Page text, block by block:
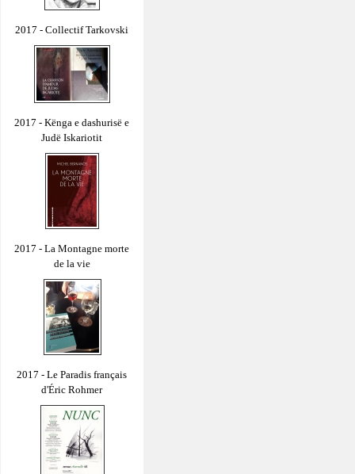
2017 - Collectif Tarkovski
2017 - Kënga e dashurisë e
Judë Iskariotit
2017 - La Montagne morte
de la vie
2017 - Le Paradis français
d'Éric Rohmer